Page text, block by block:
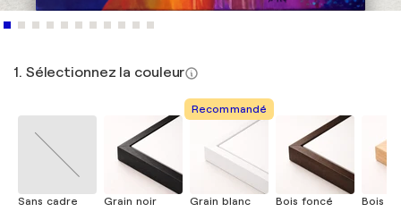
1. Sélectionnez la couleur
Sans cadre
Grain noir
Recommandé
Grain blanc
Bois foncé
Bois